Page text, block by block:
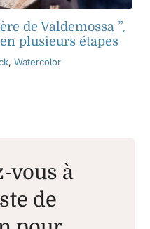
de Valdemossa ”,
plusieurs étapes
, Watercolor
vous à
de